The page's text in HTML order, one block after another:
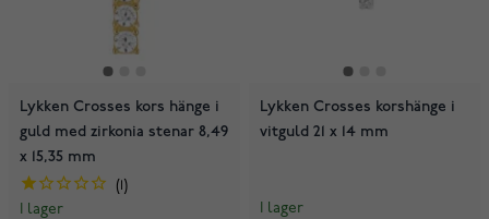
Lykken Crosses kors hänge i
guld med zirkonia stenar 8,49
x 15,35 mm
I lager
Lykken Crosses korshänge i
vitguld 21 x 14 mm
I lager